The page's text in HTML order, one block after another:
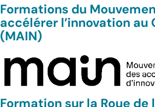
Formations du
accélérer l’innovation au
(MAIN)
Formation sur la Roue de